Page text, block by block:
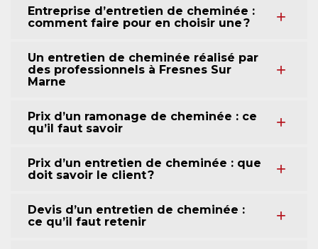
Entreprise d’entretien de cheminée :
comment faire pour en choisir une ?
Un entretien de cheminée réalisé par
des professionnels à Fresnes Sur
Marne
Prix d’un ramonage de cheminée : ce
qu’il faut savoir
Prix d’un entretien de cheminée : que
doit savoir le client ?
Devis d’un entretien de cheminée :
ce qu’il faut retenir